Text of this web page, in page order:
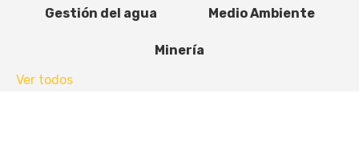
Gestión del agua Medio Ambiente
Minería
Ver todos